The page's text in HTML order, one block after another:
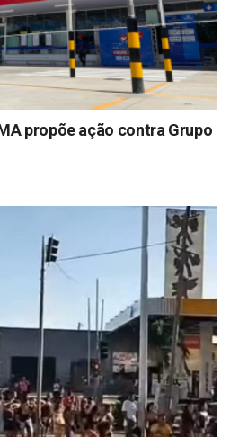
propõe ação contra Grupo